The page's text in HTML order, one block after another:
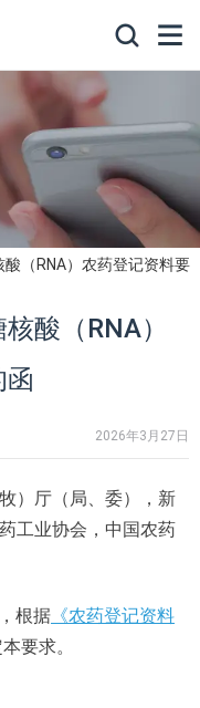
（RNA）农药登记资料要
酸（RNA）
2026年3月27日
）厅（局、委），新
工业协会，中国农药
根据 《农药登记资料
要求。